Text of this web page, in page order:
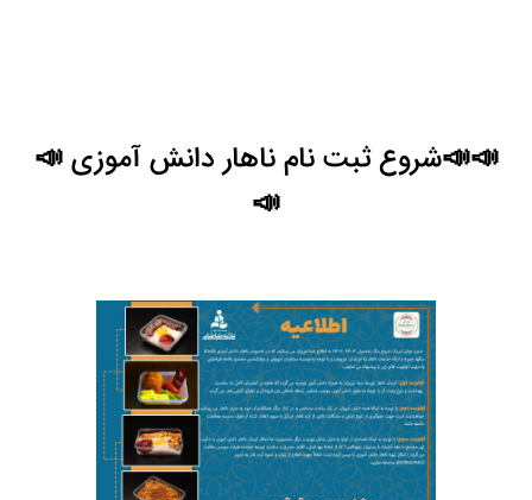
📣📣شروع ثبت نام ناهار دانش آموزی 📣
📣